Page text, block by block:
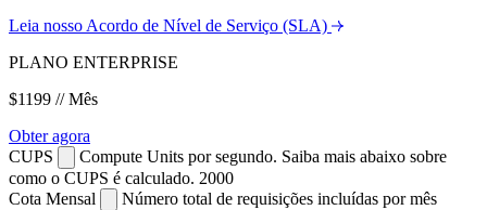
Leia nosso Acordo de Nível de Serviço (SLA)
PLANO ENTERPRISE
$1199 // Mês
Obter agora
CUPS
Compute Units por segundo. Saiba mais abaixo sobre
como o CUPS é calculado. 2000
Cota Mensal
Número total de requisições incluídas por mês